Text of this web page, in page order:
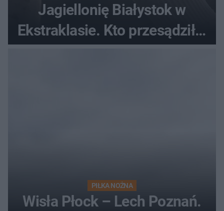
Jagiellonię Białystok w
Ekstraklasie. Kto przesądził o
PIŁKA NOŻNA
Wisła Płock – Lech Poznań.